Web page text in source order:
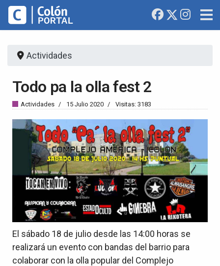
Actividades
Todo pa la olla fest 2
Actividades 15 Julio 2020 Visitas: 3183
El sábado 18 de julio desde las 14:00 horas se
realizará un evento con bandas del barrio para
colaborar con la olla popular del Complejo